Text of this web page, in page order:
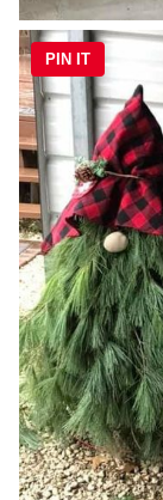
PIN IT